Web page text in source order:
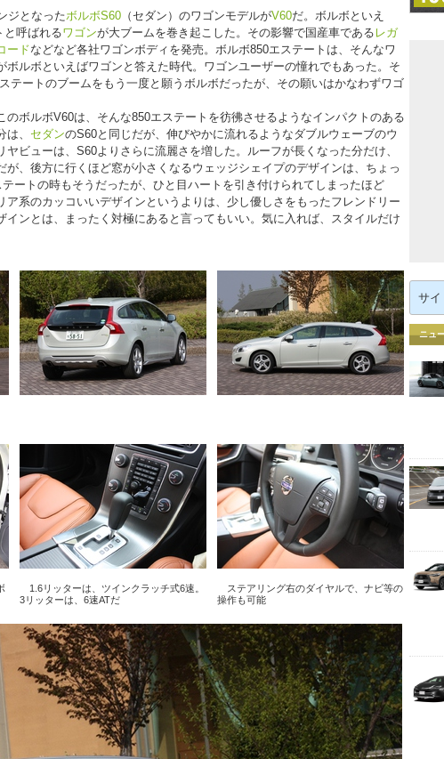
となったボルボS60 （セダン）のワゴンモデルがV60だ。ボルボといえ
と呼ばれるワゴンが大ブームを巻き起こした。その影響で国産車である レガ
ードなどなど各社ワゴンボディを発売。ボルボ850エステートは、そんなワ
ボルボといえばワゴンと答えた時代。ワゴンユーザーの憧れでもあった。そ
テートのブームをもう一度と願うボルボだったが、その願いはかなわずワゴ
のボルボV60は、そんな850エステートを彷彿させるようなインパクトのある
、 セダンのS60と同じだが、伸びやかに流れるようなダブルウェーブのウ
ビューは、S60よりさらに流麗さを増した。ルーフが長くなった分だけ、
が、後方に行くほど窓が小さくなるウェッジシェイプのデザインは、ちょっ
ートの時もそうだったが、ひと目ハートを引き付けられてしまったほど
ア系のカッコいいデザインというよりは、少し優しさをもったフレンドリー
インとは、まったく対極にあると言ってもいい。気に入れば、スタイルだけ
1.6リッターは、ツインクラッチ式6速。
3リッターは、6速ATだ
ステアリング右のダイヤルで、ナビ等の
操作も可能
索:
ニュ